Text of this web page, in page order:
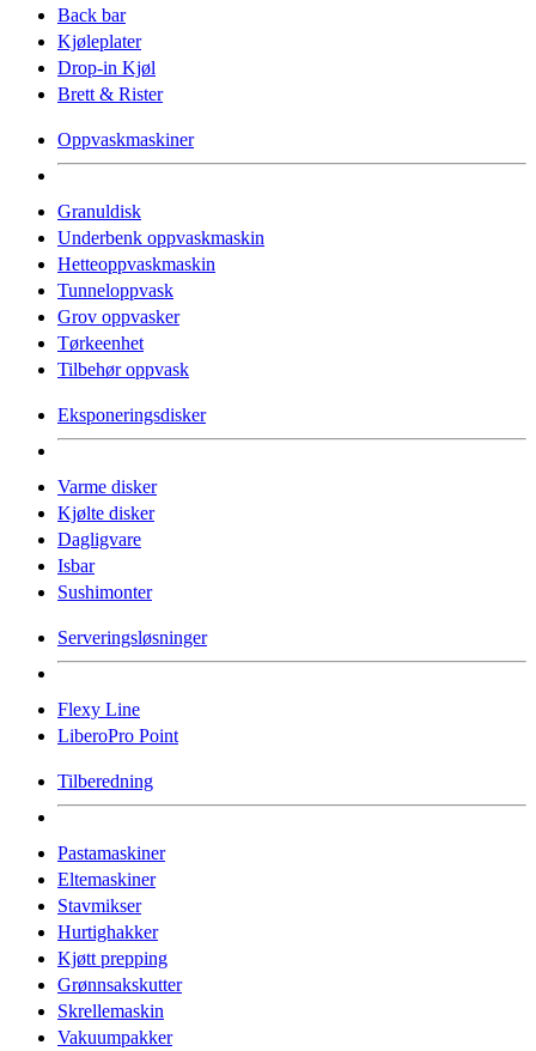
Back bar
Kjøleplater
Drop-in Kjøl
Brett & Rister
Oppvaskmaskiner
Granuldisk
Underbenk oppvaskmaskin
Hetteoppvaskmaskin
Tunneloppvask
Grov oppvasker
Tørkeenhet
Tilbehør oppvask
Eksponeringsdisker
Varme disker
Kjølte disker
Dagligvare
Isbar
Sushimonter
Serveringsløsninger
Flexy Line
LiberoPro Point
Tilberedning
Pastamaskiner
Eltemaskiner
Stavmikser
Hurtighakker
Kjøtt prepping
Grønnsakskutter
Skrellemaskin
Vakuumpakker